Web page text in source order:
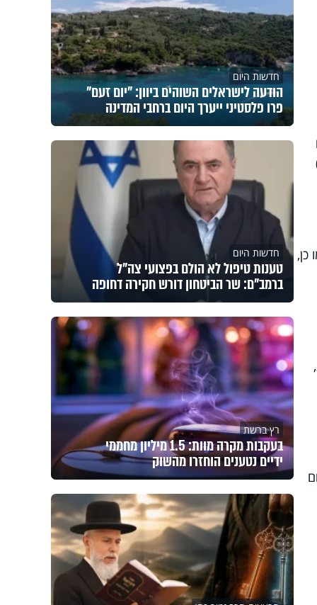
כן,
חדשות היום
הודעה לישראלים השוהים ביוון: "יום זעם"
פרו פלסטיני ייערך היום ברחבי המדינה
חדשות היום
טענות טיפול לא הולם בפצועי צה"ל
ברמב"ם: שר הביטחון דורש חקירה דחופה
רץ ברשת
בעקבות מקרה מוות: 1.5 מיליון מחממי
ידיים נטענים הוחזרו מהשוק